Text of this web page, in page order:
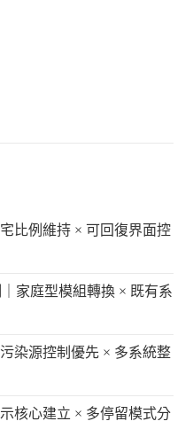
比例維持 × 可回復界面控
家庭型模組轉換 × 既有系
染源控制優先 × 多系統整
核心建立 × 多停留模式分